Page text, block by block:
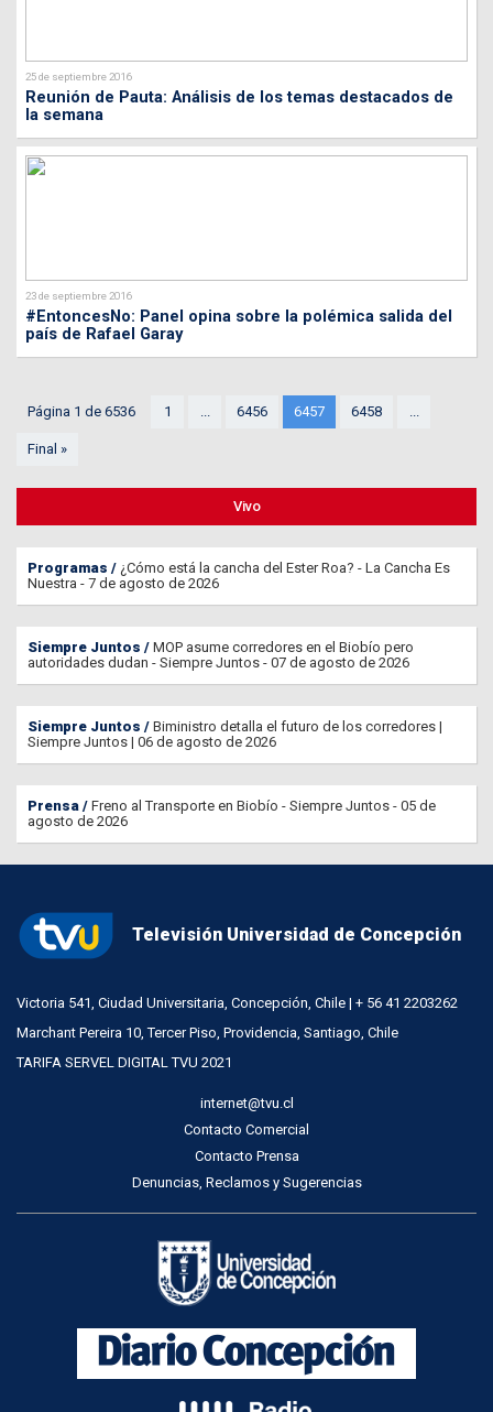
25 de septiembre 2016
Reunión de Pauta: Análisis de los temas destacados de
la semana
23 de septiembre 2016
#EntoncesNo: Panel opina sobre la polémica salida del
país de Rafael Garay
Página 1 de 6536 1 ... 6456 6457 6458 ...
Final »
Vivo
Programas
¿Cómo está la cancha del Ester Roa? - La Cancha Es
Nuestra - 7 de agosto de 2026
Siempre Juntos
MOP asume corredores en el Biobío pero
autoridades dudan - Siempre Juntos - 07 de agosto de 2026
Siempre Juntos
Biministro detalla el futuro de los corredores |
Siempre Juntos | 06 de agosto de 2026
Prensa
Freno al Transporte en Biobío - Siempre Juntos - 05 de
agosto de 2026
Televisión Universidad de Concepción
Victoria 541, Ciudad Universitaria, Concepción, Chile | + 56 41 2203262
Marchant Pereira 10, Tercer Piso, Providencia, Santiago, Chile
TARIFA SERVEL DIGITAL TVU 2021
internet@tvu.cl
Contacto Comercial
Contacto Prensa
Denuncias, Reclamos y Sugerencias